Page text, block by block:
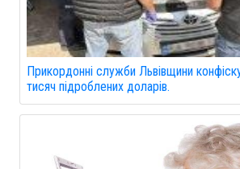
Прикордонні служби Львівщини
тисяч підроблених доларів.